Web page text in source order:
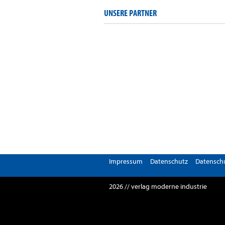
UNSERE PARTNER
Impressum Datenschutz
2026 // verlag moderne industrie